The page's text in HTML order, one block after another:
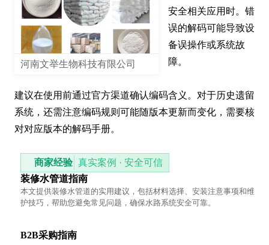
河南文举生物科技有限公司
安全相关应用时。错
误的解码可能导致设
备误操作或系统故
障。
建议在使用前通过官方渠道确认编码含义。对于历史遗留
系统，还需注意编码规则可能随版本更新而变化，需要核
对对应版本的解码手册。
商家经验 真实案例 · 安全可信
装修水管道指南
本文提供装修水管道的实用建议，包括材料选择、安装注意事项和维
护技巧，帮助您避免常见问题，确保水路系统安全可靠。
B2B采购指南